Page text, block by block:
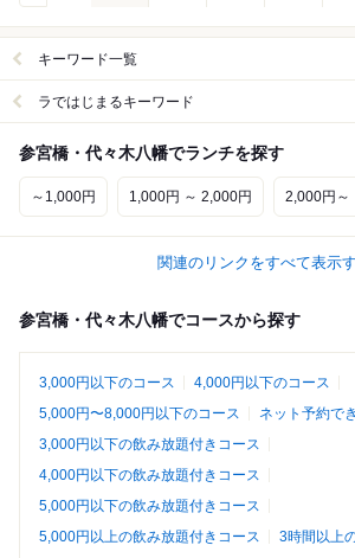
キーワード一覧
ラではじまるキーワード
参宮橋・代々木八幡でランチを探す
～1,000円 1,000円 ～ 2,000円 2,000円～
関連のリンクをすべて表示
参宮橋・代々木八幡でコースから探す
3,000円以下のコース
4,000円以下のコース
5,000円〜8,000円以下のコース
ネット予約で
3,000円以下の飲み放題付きコース
4,000円以下の飲み放題付きコース
5,000円以下の飲み放題付きコース
5,000円以上の飲み放題付きコース
3時間以上